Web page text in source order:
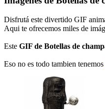
Disfrutá este divertido GIF
Aqui te ofrecemos miles de
Este GIF de Botellas de
Eso no es todo tambien tenemos